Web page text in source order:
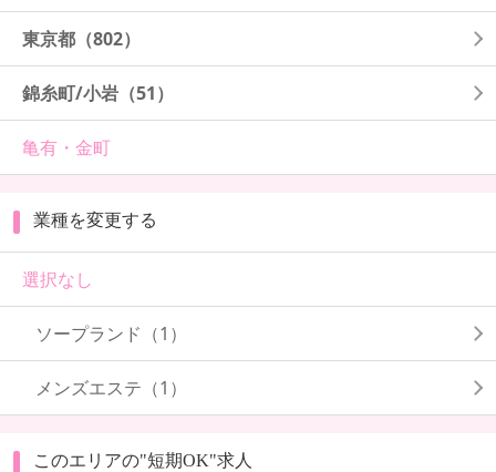
東京都 （802）
錦糸町/小岩 （51）
亀有・金町
業種を変更する
選択なし
ソープランド（1）
メンズエステ（1）
このエリアの"短期OK"求人